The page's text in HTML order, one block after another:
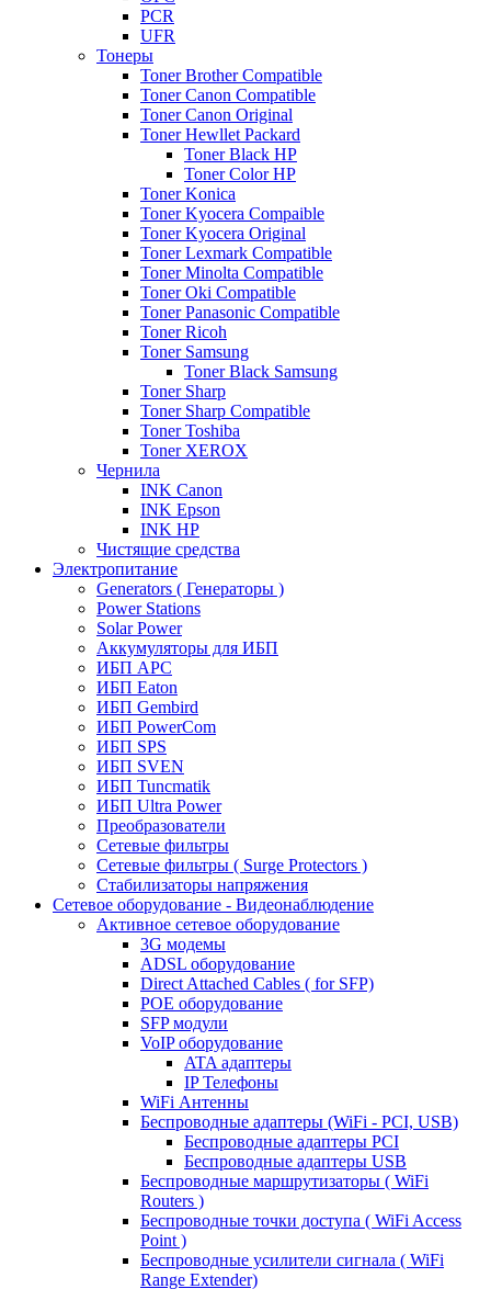
PCR
UFR
Тонеры
Toner Brother Compatible
Toner Canon Compatible
Toner Canon Original
Toner Hewllet Packard
Toner Black HP
Toner Color HP
Toner Konica
Toner Kyocera Compaible
Toner Kyocera Original
Toner Lexmark Compatible
Toner Minolta Compatible
Toner Oki Compatible
Toner Panasonic Compatible
Toner Ricoh
Toner Samsung
Toner Black Samsung
Toner Sharp
Toner Sharp Compatible
Toner Toshiba
Toner XEROX
Чернила
INK Canon
INK Epson
INK HP
Чистящие средства
Электропитание
Generators ( Генераторы )
Power Stations
Solar Power
Аккумуляторы для ИБП
ИБП APC
ИБП Eaton
ИБП Gembird
ИБП PowerCom
ИБП SPS
ИБП SVEN
ИБП Tuncmatik
ИБП Ultra Power
Преобразователи
Сетевые фильтры
Сетевые фильтры ( Surge Protectors )
Стабилизаторы напряжения
Сетевое оборудование - Видеонаблюдение
Активное сетевое оборудование
3G модемы
ADSL оборудование
Direct Attached Cables ( for SFP)
POE оборудование
SFP модули
VoIP оборудование
ATA адаптеры
IP Телефоны
WiFi Антенны
Беспроводные адаптеры (WiFi - PCI, USB)
Беспроводные адаптеры PCI
Беспроводные адаптеры USB
Беспроводные маршрутизаторы ( WiFi
Routers )
Беспроводные точки доступа ( WiFi Access
Point )
Беспроводные усилители сигнала ( WiFi
Range Extender)